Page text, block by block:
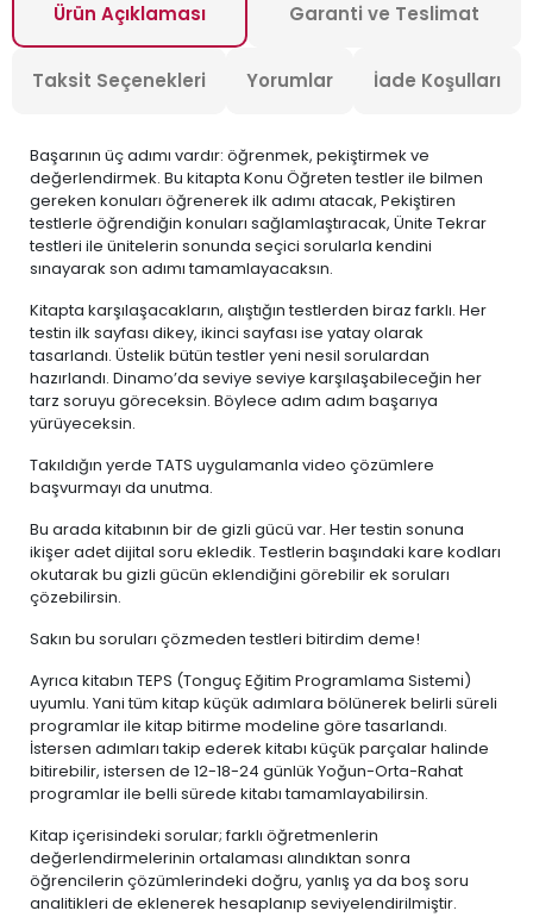
Ürün Açıklaması Garanti ve Teslimat
Taksit Seçenekleri Yorumlar İade Koşulları
Başarının üç adımı vardır: öğrenmek, pekiştirmek ve
değerlendirmek. Bu kitapta Konu Öğreten testler ile bilmen
gereken konuları öğrenerek ilk adımı atacak, Pekiştiren
testlerle öğrendiğin konuları sağlamlaştıracak, Ünite Tekrar
testleri ile ünitelerin sonunda seçici sorularla kendini
sınayarak son adımı tamamlayacaksın.
Kitapta karşılaşacakların, alıştığın testlerden biraz farklı. Her
testin ilk sayfası dikey, ikinci sayfası ise yatay olarak
tasarlandı. Üstelik bütün testler yeni nesil sorulardan
hazırlandı. Dinamo’da seviye seviye karşılaşabileceğin her
tarz soruyu göreceksin. Böylece adım adım başarıya
yürüyeceksin.
Takıldığın yerde TATS uygulamanla video çözümlere
başvurmayı da unutma.
Bu arada kitabının bir de gizli gücü var. Her testin sonuna
ikişer adet dijital soru ekledik. Testlerin başındaki kare kodları
okutarak bu gizli gücün eklendiğini görebilir ek soruları
çözebilirsin.
Sakın bu soruları çözmeden testleri bitirdim deme!
Ayrıca kitabın TEPS (Tonguç Eğitim Programlama Sistemi)
uyumlu. Yani tüm kitap küçük adımlara bölünerek belirli süreli
programlar ile kitap bitirme modeline göre tasarlandı.
İstersen adımları takip ederek kitabı küçük parçalar halinde
bitirebilir, istersen de 12-18-24 günlük Yoğun-Orta-Rahat
programlar ile belli sürede kitabı tamamlayabilirsin.
Kitap içerisindeki sorular; farklı öğretmenlerin
değerlendirmelerinin ortalaması alındıktan sonra
öğrencilerin çözümlerindeki doğru, yanlış ya da boş soru
analitikleri de eklenerek hesaplanıp seviyelendirilmiştir.